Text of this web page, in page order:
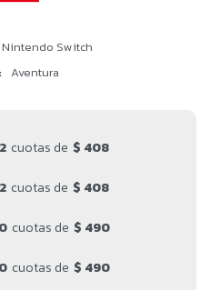
Nintendo Switch
Aventura
cuotas de $ 408
cuotas de $ 408
cuotas de $ 490
cuotas de $ 490